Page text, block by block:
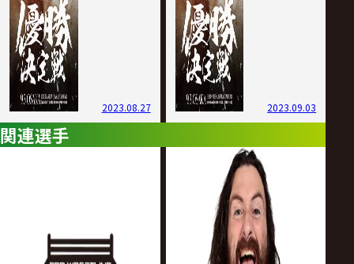
2023.08.27 2023.09.03
関連選手